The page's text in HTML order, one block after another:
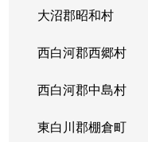
大沼郡昭和村
西白河郡西郷村
西白河郡中島村
東白川郡棚倉町